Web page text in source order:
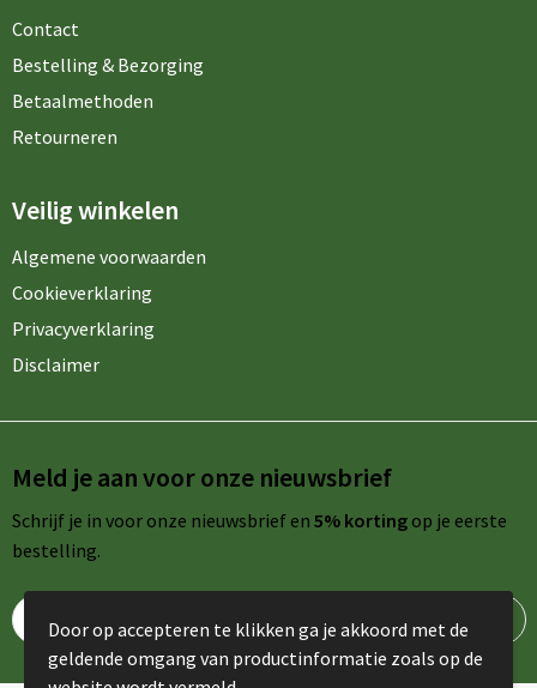
Contact
Bestelling & Bezorging
Betaalmethoden
Retourneren
Veilig winkelen
Algemene voorwaarden
Cookieverklaring
Privacyverklaring
Disclaimer
Meld je aan voor onze nieuwsbrief
Schrijf je in voor onze nieuwsbrief en 5% kortingop je eerste
bestelling.
Door op accepteren te klikken ga je akkoord met de
geldende omgang van productinformatie zoals op de